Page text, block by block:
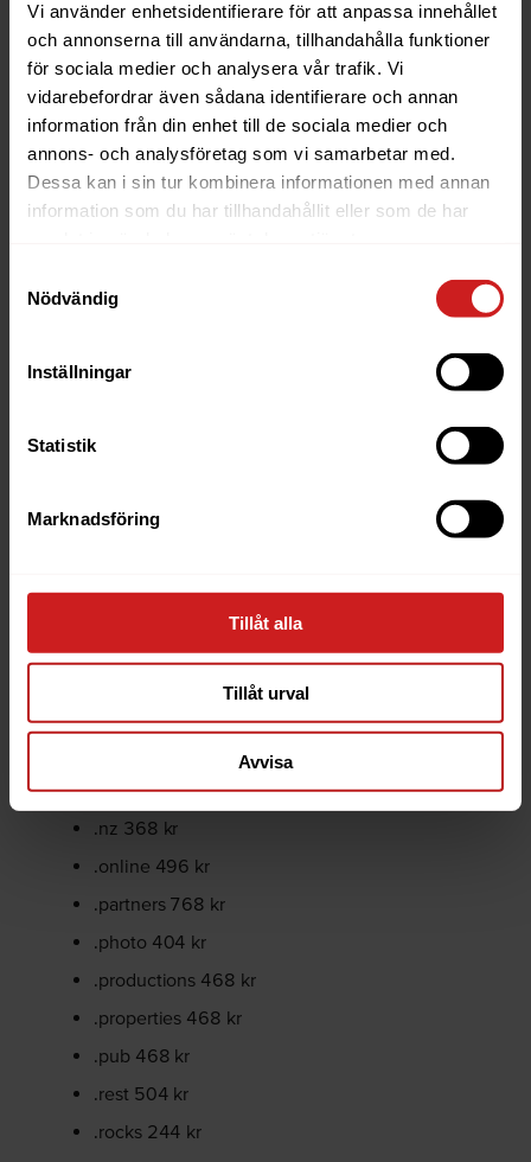
Vi använder enhetsidentifierare för att anpassa innehållet
och annonserna till användarna, tillhandahålla funktioner
för sociala medier och analysera vår trafik. Vi
vidarebefordrar även sådana identifierare och annan
information från din enhet till de sociala medier och
annons- och analysföretag som vi samarbetar med.
Dessa kan i sin tur kombinera informationen med annan
information som du har tillhandahållit eller som de har
Nödvändig
Inställningar
Statistik
Marknadsföring
Tillåt alla
Tillåt urval
Avvisa
.in 244 kr
.info 248 kr
.ink 384 kr
.international 348 kr
.io 696 kr
.jp 968 kr
.kr 392 kr
.land 468 kr
.lease 696 kr
.life 468 kr
.marketing 468 kr
.ninja 324 kr
.nz 368 kr
.online 496 kr
.partners 768 kr
.photo 404 kr
.productions 468 kr
.properties 468 kr
.pub 468 kr
.rest 504 kr
.rocks 244 kr